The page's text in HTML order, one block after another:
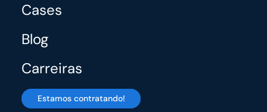
Cases
Blog
Carreiras
Estamos contratando!